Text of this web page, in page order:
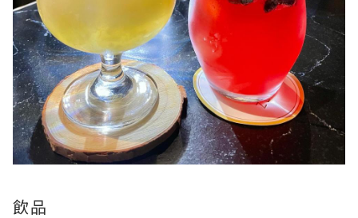
飲品